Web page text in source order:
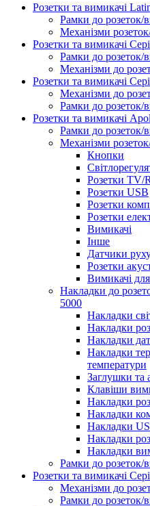
Розетки та вимикачі
Рамки до розеток/
Механізми
Розетки та вимикачі
Рамки до розеток/
Механізми до
Розетки та вимикачі
Механізми до
Рамки до розеток/
Розетки та вимикачі
Рамки до розеток/
Механізми
Кнопки
Розетки TV/
Розетки USB
Розетки
Розетки
Вимикачі
Інше
Датчики
Розетки
Вимикачі
Накладки до
5000
Накладки
Накладки
Накладки
Накладки
температури
Заглушки та
Клавіши
Накладки
Накладки
Накладки
Накладки
Накладки
Рамки до розеток/
Розетки та вимикачі
Механізми до
Рамки до розеток/